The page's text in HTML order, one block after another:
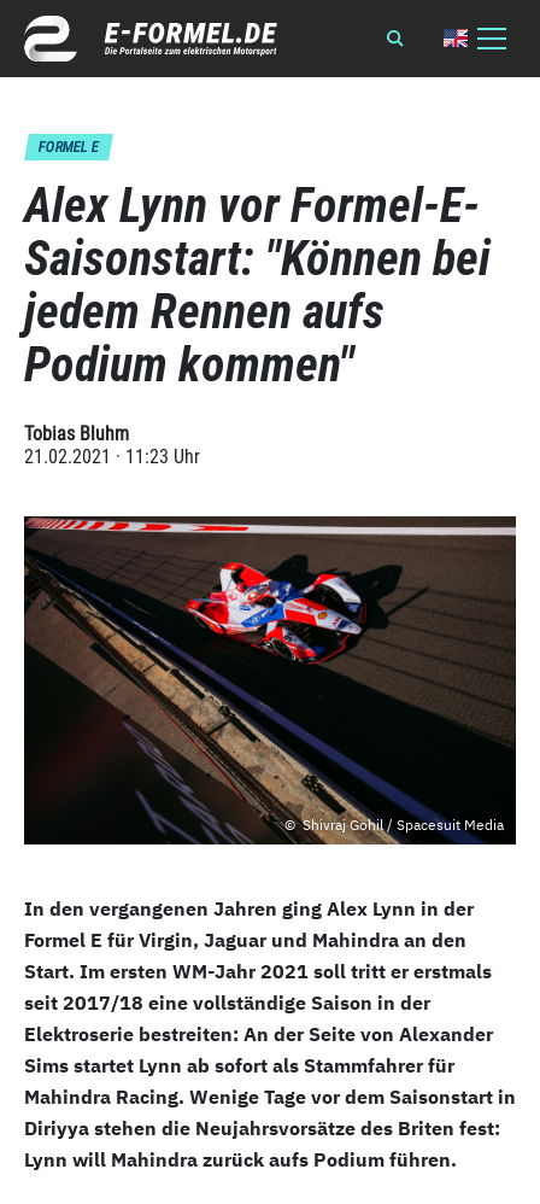
FORMEL E
Alex Lynn vor Formel-E-
Saisonstart: "Können bei
jedem Rennen aufs
Podium kommen"
Tobias Bluhm
21.02.2021 · 11:23 Uhr
Shivraj Gohil / Spacesuit Media
In den vergangenen Jahren ging Alex Lynn in der
Formel E für Virgin, Jaguar und Mahindra an den
Start. Im ersten WM-Jahr 2021 soll tritt er erstmals
seit 2017/18 eine vollständige Saison in der
Elektroserie bestreiten: An der Seite von Alexander
Sims startet Lynn ab sofort als Stammfahrer für
Mahindra Racing. Wenige Tage vor dem Saisonstart in
Diriyya stehen die Neujahrsvorsätze des Briten fest:
Lynn will Mahindra zurück aufs Podium führen.